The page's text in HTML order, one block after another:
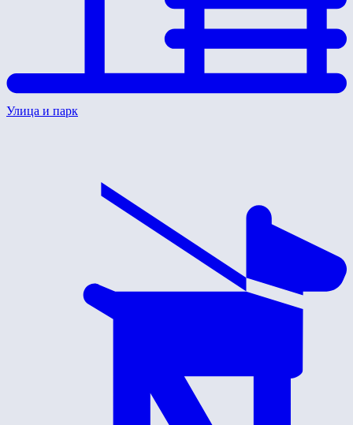
Улица и парк